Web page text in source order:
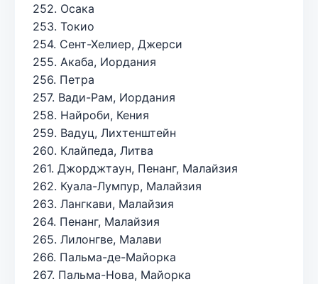
252. Осака
253. Токио
254. Сент-Хелиер, Джерси
255. Акаба, Иордания
256. Петра
257. Вади-Рам, Иордания
258. Найроби, Кения
259. Вадуц, Лихтенштейн
260. Клайпеда, Литва
261. Джорджтаун, Пенанг, Малайзия
262. Куала-Лумпур, Малайзия
263. Лангкави, Малайзия
264. Пенанг, Малайзия
265. Лилонгве, Малави
266. Пальма-де-Майорка
267. Пальма-Нова, Майорка